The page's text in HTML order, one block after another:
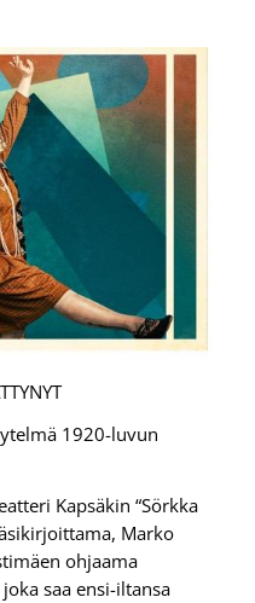
1920-luvun
Kapsäkin “Sörkka
Marko
ohjaama
saa ensi-iltansa